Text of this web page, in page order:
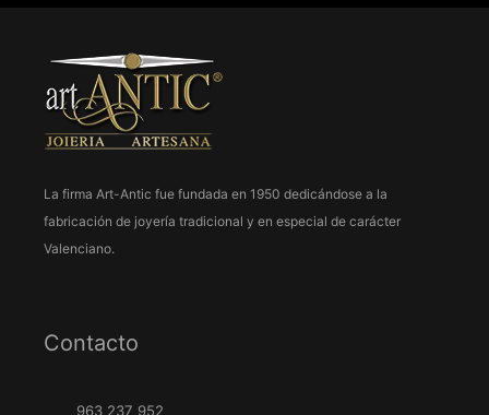
La firma Art-Antic fue fundada en 1950 dedicándose a la
fabricación de joyería tradicional y en especial de carácter
Valenciano.
Contacto